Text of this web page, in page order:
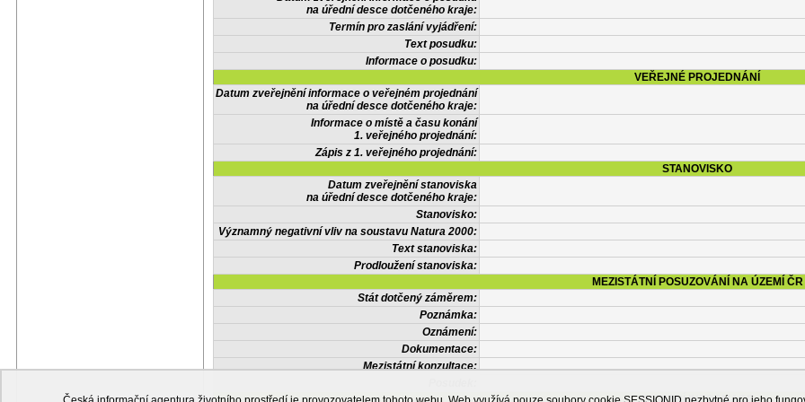
na úřední desce dotčeného kraje:
Termín pro zaslání vyjádření:
Text posudku:
Informace o posudku:
VEŘEJNÉ PROJEDNÁNÍ
Datum zveřejnění informace o veřejném projednání
na úřední desce dotčeného kraje:
Informace o místě a času konání
1. veřejného projednání:
Zápis z 1. veřejného projednání:
STANOVISKO
Datum zveřejnění stanoviska
na úřední desce dotčeného kraje:
Stanovisko:
Významný negativní vliv na soustavu Natura 2000:
Text stanoviska:
Prodloužení stanoviska:
MEZISTÁTNÍ POSUZOVÁNÍ NA ÚZEMÍ ČR
Stát dotčený záměrem:
Poznámka:
Oznámení:
Dokumentace:
Mezistátní konzultace:
OSTATNÍ INFORMACE